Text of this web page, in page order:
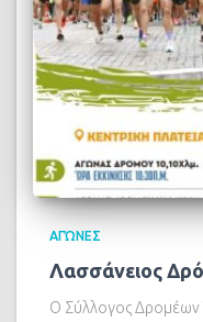
ΑΓΏΝΕΣ
Λασσάνειος
Ο Σύλλογος Δρομέων